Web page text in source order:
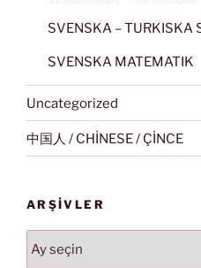
SVENSKA – TURKISKA
SVENSKA MATEMATIK
Uncategorized
中国人 / CHİNESE / ÇİNCE
ARŞIVLER
Arşivler